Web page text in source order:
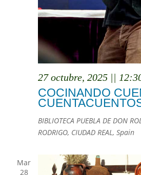
COCINANDO
27 octubre, 2025 ||
BIBLIOTECA PUEBLA DE DON
RODRIGO, CIUDAD REAL, Spain
Mar
28